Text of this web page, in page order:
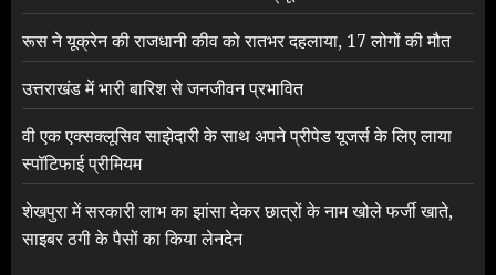
रूस ने यूक्रेन की राजधानी कीव को रातभर दहलाया, 17 लोगों की मौत
उत्तराखंड में भारी बारिश से जनजीवन प्रभावित
वी एक एक्सक्लूसिव साझेदारी के साथ अपने प्रीपेड यूजर्स के लिए लाया
स्पॉटिफाई प्रीमियम
शेखपुरा में सरकारी लाभ का झांसा देकर छात्रों के नाम खोले फर्जी खाते,
साइबर ठगी के पैसों का किया लेनदेन